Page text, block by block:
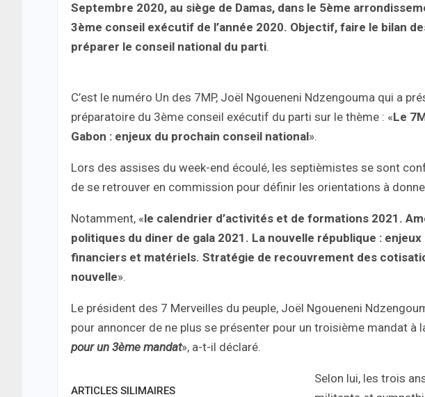
Septembre 2020, au siège de Damas, dans le 5ème
3ème conseil exécutif de l’année 2020. Objectif, faire le bilan
préparer le conseil national du parti.
C’est le numéro Un des 7MP, Joël Ngoueneni Ndzengouma qui a
préparatoire du 3ème conseil exécutif du parti sur le thème : «Le
Gabon : enjeux du prochain conseil national».
Lors des assises du week-end écoulé, les septièmistes se sont
de se retrouver en commission pour définir les orientations à
Notamment, «le calendrier d’activités et de formations 2021.
politiques du diner de gala 2021. La nouvelle république :
financiers et matériels. Stratégie de recouvrement des
nouvelle».
Le président des 7 Merveilles du peuple, Joël Ngoueneni
pour annoncer de ne plus se présenter pour un troisième mandat à
pour un 3ème mandat», a-t-il déclaré.
ARTICLES SILIMAIRES
Selon lui, les trois